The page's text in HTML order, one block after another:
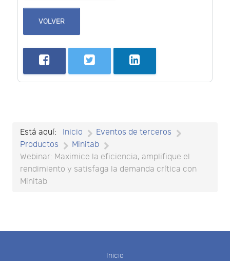
VOLVER
Está aquí: Inicio
Eventos de terceros
Productos
Minitab
Webinar: Maximice la eficiencia, amplifique el
rendimiento y satisfaga la demanda crítica con
Minitab
Inicio